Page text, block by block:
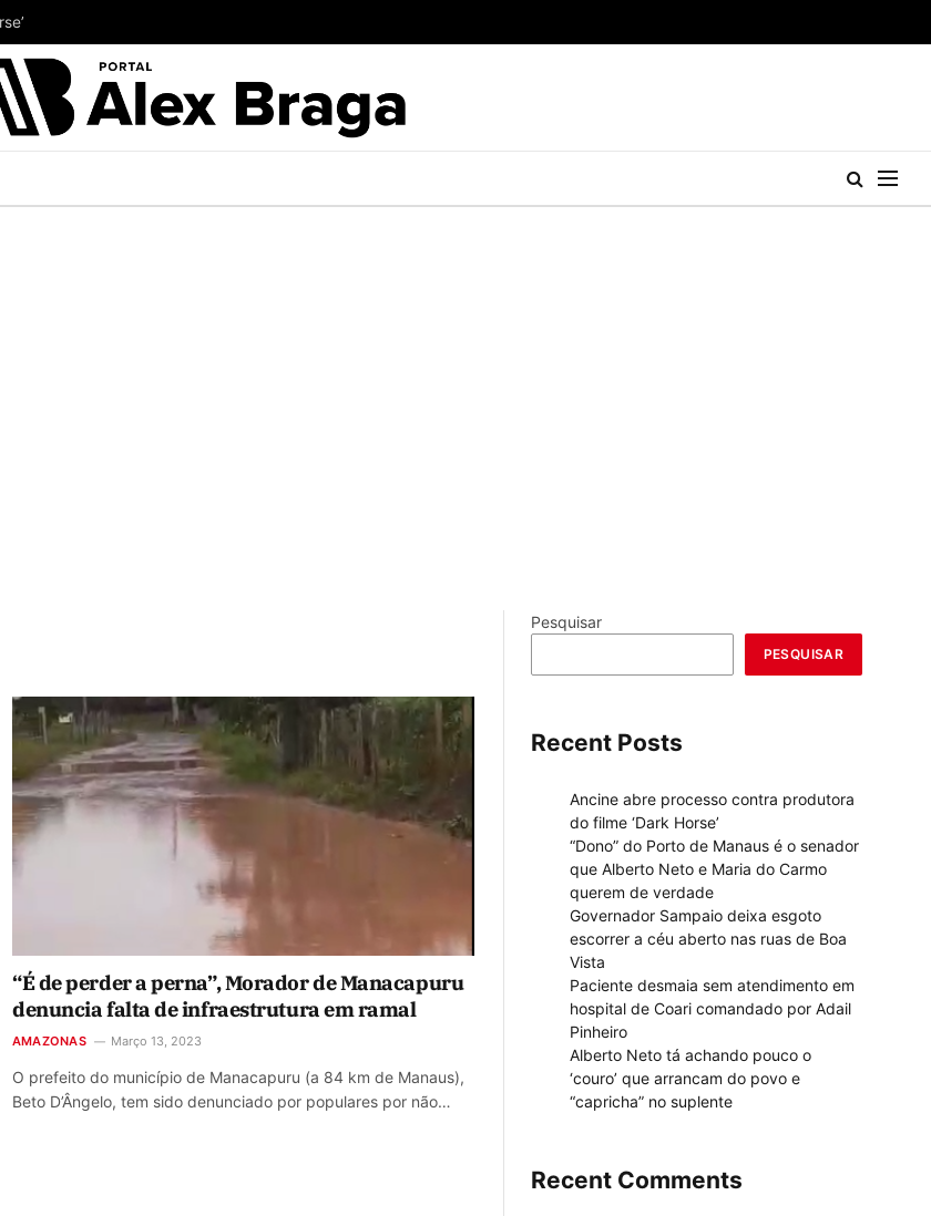
“É de perder a perna”, Morador de Manacapuru
denuncia falta de infraestrutura em ramal
AMAZONAS Março 13, 2023
O prefeito do município de Manacapuru (a 84 km de Manaus),
Beto D’Ângelo, tem sido denunciado por populares por não…
Pesquisar
PESQUISAR
Recent Posts
Ancine abre processo contra produtora
do filme ‘Dark Horse’
“Dono” do Porto de Manaus é o senador
que Alberto Neto e Maria do Carmo
querem de verdade
Governador Sampaio deixa esgoto
escorrer a céu aberto nas ruas de Boa
Vista
Paciente desmaia sem atendimento em
hospital de Coari comandado por Adail
Pinheiro
Alberto Neto tá achando pouco o
‘couro’ que arrancam do povo e
“capricha” no suplente
Recent Comments